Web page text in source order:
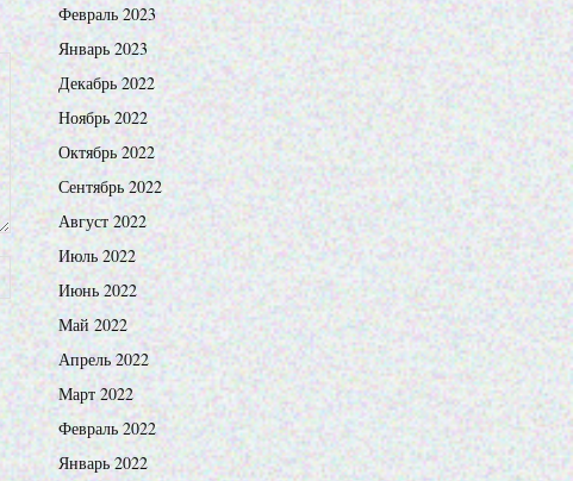
Февраль 2023
Январь 2023
Декабрь 2022
Ноябрь 2022
Октябрь 2022
Сентябрь 2022
Август 2022
Июль 2022
Июнь 2022
Май 2022
Апрель 2022
Март 2022
Февраль 2022
Январь 2022